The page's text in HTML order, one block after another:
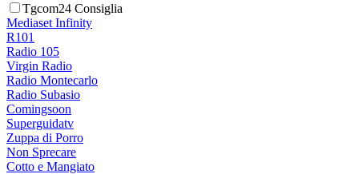
Tgcom24 Consiglia
Mediaset Infinity
R101
Radio 105
Virgin Radio
Radio Montecarlo
Radio Subasio
Comingsoon
Superguidatv
Zuppa di Porro
Non Sprecare
Cotto e Mangiato